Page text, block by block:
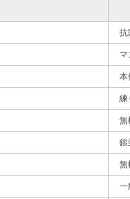
抗
マ
本
練
無
銀
無
一